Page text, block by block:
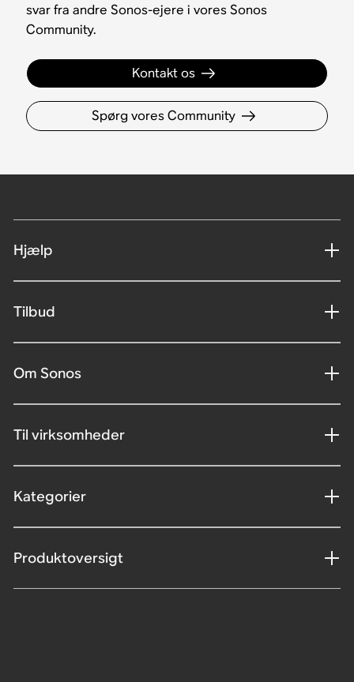
svar fra andre Sonos-ejere i vores Sonos
Community.
Kontakt os
Spørg vores Community
Hjælp
Tilbud
Om Sonos
Til virksomheder
Kategorier
Produktoversigt